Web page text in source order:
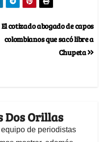
El cotizado abogado de capos
colombianos que sacó libre a
Chupeta
Dos Orillas
de periodistas